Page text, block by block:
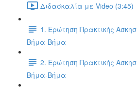
Διδασκαλία με Video (3:45)
1. Ερώτηση Πρακτικής
Βήμα-Βήμα
2. Ερώτηση Πρακτικής
Βήμα-Βήμα